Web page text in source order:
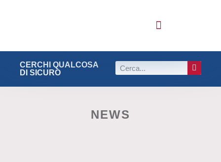
CERCHI QUALCOSA
DI SICURO
NEWS